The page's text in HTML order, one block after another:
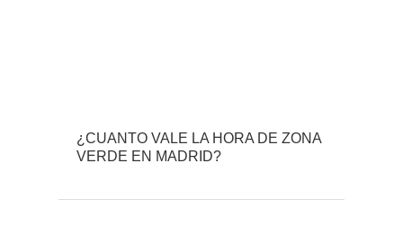
¿CUANTO VALE LA HORA DE ZONA
VERDE EN MADRID?